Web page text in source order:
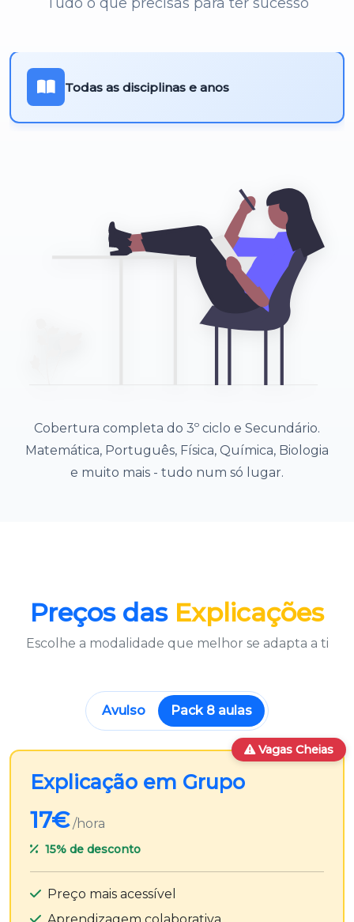
Todas as disciplinas e anos
Cobertura completa do 3º ciclo e Secundário.
Matemática, Português, Física, Química, Biologia
e muito mais - tudo num só lugar.
Preços das Explicações
Escolhe a modalidade que melhor se adapta a ti
Avulso Pack 8 aulas
Vagas Cheias
Explicação em Grupo
17€ /hora
15% de desconto
Preço mais acessível